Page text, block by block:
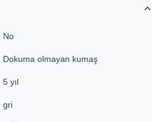
No
Dokuma olmayan kumaş
5 yıl
gri